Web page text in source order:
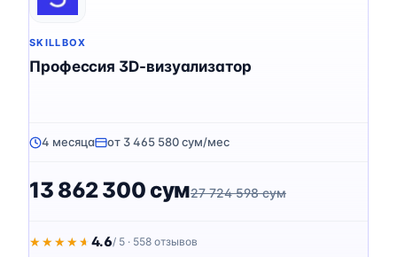
SKILLBOX
Профессия 3D-визуализатор
4 месяца от 3 465 580 сум/мес
13 862 300 сум27 724 598 сум
★★★★★
★★★★★ 4.6/ 5 · 558 отзывов